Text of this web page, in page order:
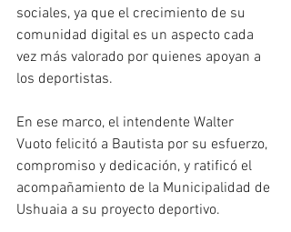
sociales, ya que el crecimiento de su
comunidad digital es un aspecto cada
vez más valorado por quienes apoyan a
los deportistas.
En ese marco, el intendente Walter
Vuoto felicitó a Bautista por su esfuerzo,
compromiso y dedicación, y ratificó el
acompañamiento de la Municipalidad de
Ushuaia a su proyecto deportivo.